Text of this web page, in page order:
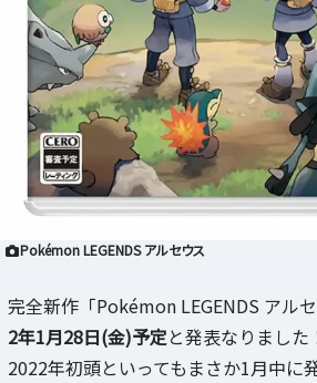
Pokémon LEGENDS アルセウス
完全新作「Pokémon LEGENDS アル
2年1月28日(金)予定と発表なりました
2022年初頭といってもまさか1月中に